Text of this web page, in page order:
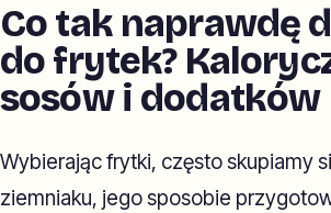
Co tak naprawdę
do frytek?
sosów i dodatków
Wybierając frytki, często skupiamy
ziemniaku, jego sposobie